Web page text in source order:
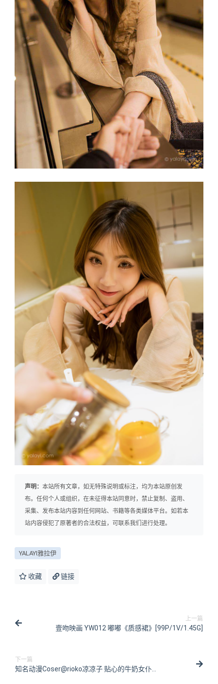
声明： 本站所有文章，如无特殊说明或标注，均为本站原创发
布。任何个人或组织，在未征得本站同意时，禁止复制、盗用、
采集、发布本站内容到任何网站、书籍等各类媒体平台。如若本
站内容侵犯了原著者的合法权益，可联系我们进行处理。
YALAYI雅拉伊
收藏 链接
上一篇
壹吻映画 YW012 嘟嘟《质感裙》[99P/1V/1.45G]
下一篇
知名动漫Coser@rioko凉凉子 贴心的牛奶女仆